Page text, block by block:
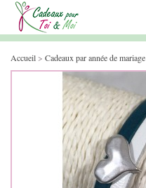
Accueil> Cadeaux par année de mariage